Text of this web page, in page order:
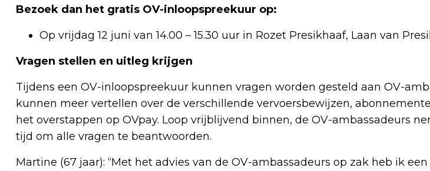
Bezoek dan het gratis OV-inloopspreekuur op:
Op vrijdag 12 juni van 14.00 – 15.30 uur in Rozet Presikhaaf, Laan van
Vragen stellen en uitleg krijgen
Tijdens een OV-inloopspreekuur kunnen vragen worden gesteld aan OV-
kunnen meer vertellen over de verschillende vervoersbewijzen,
het overstappen op OVpay. Loop vrijblijvend binnen, de OV-ambassadeurs
tijd om alle vragen te beantwoorden.
Martine (67 jaar): “Met het advies van de OV-ambassadeurs op zak heb ik een